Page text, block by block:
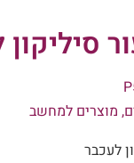
סיליקון
, מוצרים למחשב
לעכבר